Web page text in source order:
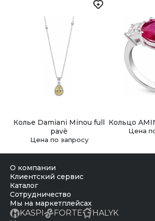
Колье Damiani Minou full
pavè
Цена по запросу
Кольцо
Цена
о компании
клиентский сервис
каталог
сотрудничество
Мы на маркетплейсах
KASPI FORTE HALYK